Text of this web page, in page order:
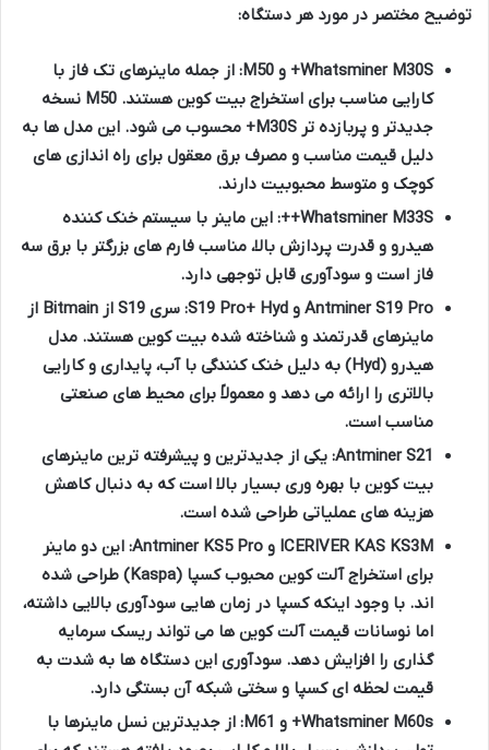
توضیح مختصر در مورد هر دستگاه:
Whatsminer M30S+ و M50:
از جمله ماینرهای تک فاز با
کارایی مناسب برای استخراج بیت کوین هستند. M50 نسخه
جدیدتر و پربازده تر M30S+ محسوب می شود. این مدل ها به
دلیل قیمت مناسب و مصرف برق معقول برای راه اندازی های
کوچک و متوسط محبوبیت دارند.
Whatsminer M33S++:
این ماینر با سیستم خنک کننده
هیدرو و قدرت پردازش بالا، مناسب فارم های بزرگتر با برق سه
فاز است و سودآوری قابل توجهی دارد.
Antminer S19 Pro و S19 Pro+ Hyd:
سری S19 از Bitmain از
ماینرهای قدرتمند و شناخته شده بیت کوین هستند. مدل
هیدرو (Hyd) به دلیل خنک کنندگی با آب، پایداری و کارایی
بالاتری را ارائه می دهد و معمولاً برای محیط های صنعتی
مناسب است.
Antminer S21: یکی از جدیدترین و پیشرفته ترین ماینرهای
بیت کوین با بهره وری بسیار بالا است که به دنبال کاهش
هزینه های عملیاتی طراحی شده است.
ICERIVER KAS KS3M و Antminer KS5 Pro:
این دو ماینر
برای استخراج آلت کوین محبوب کسپا (Kaspa) طراحی شده
اند. با وجود اینکه کسپا در زمان هایی سودآوری بالایی داشته،
اما نوسانات قیمت آلت کوین ها می تواند ریسک سرمایه
گذاری را افزایش دهد. سودآوری این دستگاه ها به شدت به
قیمت لحظه ای کسپا و سختی شبکه آن بستگی دارد.
Whatsminer M60s+ و M61:
از جدیدترین نسل ماینرها با